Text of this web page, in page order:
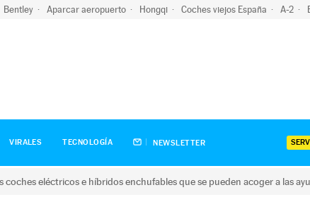
Bentley Aparcar aeropuerto Hongqi Coches viejos España A-2
VIRALES TECNOLOGÍA NEWSLETTER
eléctricos e híbridos enchufables que se pueden acoger a las